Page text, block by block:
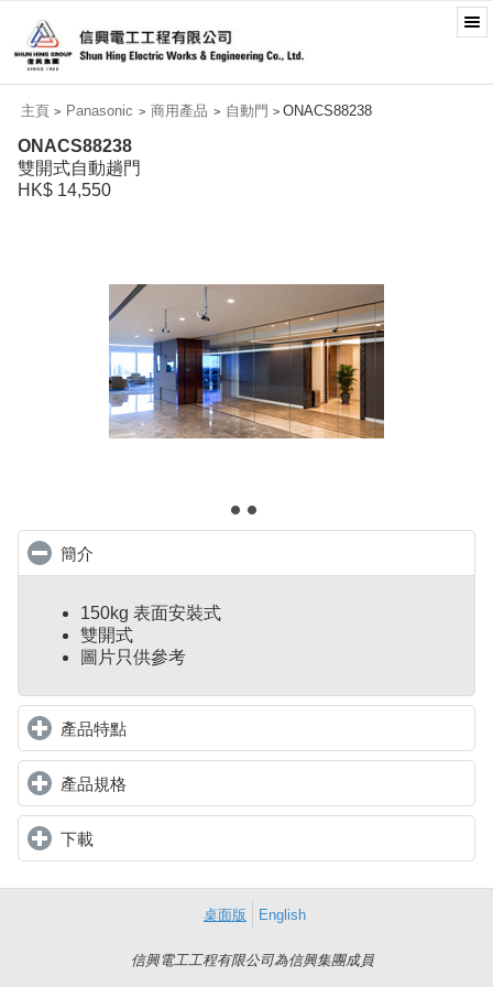
主頁 > Panasonic > 商用產品 > 自動門 > ONACS88238
ONACS88238
雙開式自動趟門
HK$ 14,550
簡介
150kg 表面安裝式
雙開式
圖片只供參考
產品特點click to expand contents
產品規格
下載click to expand contents
桌面版 English
信興電工工程有限公司為信興集團成員